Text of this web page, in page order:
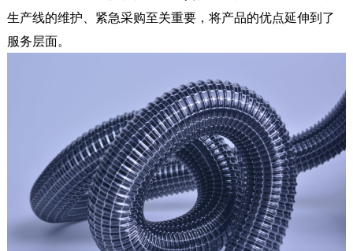
生产线的维护、紧急采购至关重要，将产品的优点延伸到了
服务层面。